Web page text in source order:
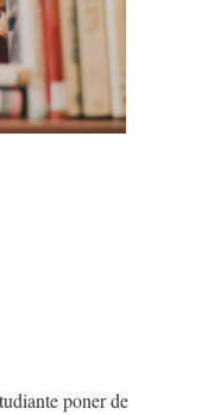
poner de